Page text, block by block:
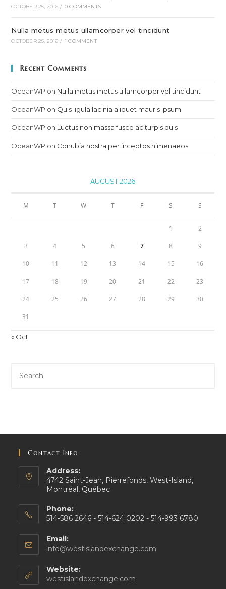
OCTOBER 25, 2016 / 0 COMMENTS
Nulla metus metus ullamcorper vel tincidunt
OCTOBER 25, 2016 / 1 COMMENT
Recent Comments
OceanWP on Nulla metus metus ullamcorper vel tincidunt
OceanWP on Quis ligula lacinia aliquet mauris ipsum
OceanWP on Luctus non massa fusce ac turpis quis
OceanWP on Conubia nostra per inceptos himenaeos
AUGUST 2026
M T W T F S S
1 2
3 4 5 6 7 8 9
10 11 12 13 14 15 16
17 18 19 20 21 22 23
24 25 26 27 28 29 30
31
« Oct
Contact Info
Address:
4742 Saint-Jean, Pierrefonds, West-Island,
Montréal, Québec
Phone:
514-586 2646 - 514-624 0202 - 514-993 6780
Email:
info@westislandexchange.com
Website:
westislandexchange.com